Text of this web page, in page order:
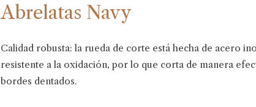
Abrelatas Navy
Calidad robusta: la rueda de corte está hecha de acero
resistente a la oxidación, por lo que corta de manera
bordes dentados.